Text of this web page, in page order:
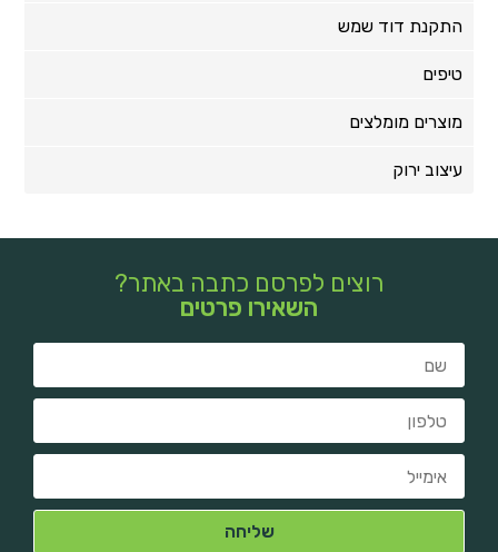
התקנת דוד שמש
טיפים
מוצרים מומלצים
עיצוב ירוק
רוצים לפרסם כתבה באתר?
השאירו פרטים